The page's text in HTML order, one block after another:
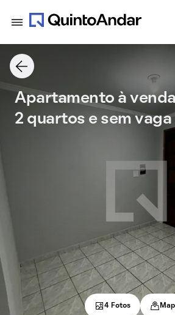
Apartamento à
2 quartos e sem vaga
4 Fotos